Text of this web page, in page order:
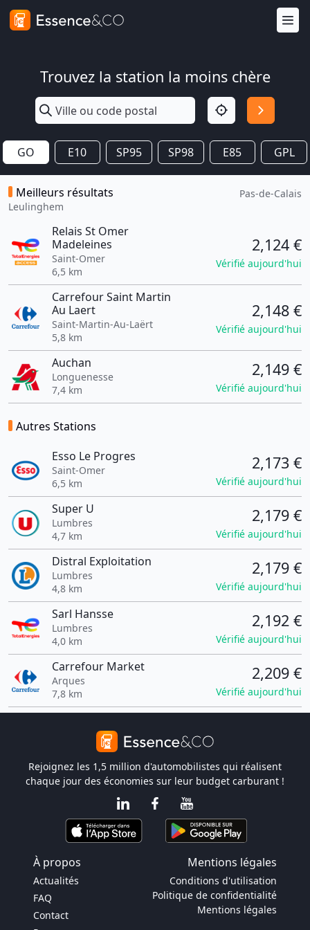
Trouvez la station la moins chère
GO E10 SP95 SP98 E85 GPL
Meilleurs résultats
Leulinghem
Pas-de-Calais
Relais St Omer
Madeleines
Saint-Omer
6,5 km
2,124 €
Vérifié aujourd'hui
Carrefour Saint Martin
Au Laert
Saint-Martin-Au-Laërt
5,8 km
2,148 €
Vérifié aujourd'hui
Auchan
Longuenesse
7,4 km
2,149 €
Vérifié aujourd'hui
Autres Stations
Esso Le Progres
Saint-Omer
6,5 km
2,173 €
Vérifié aujourd'hui
Super U
Lumbres
4,7 km
2,179 €
Vérifié aujourd'hui
Distral Exploitation
Lumbres
4,8 km
2,179 €
Vérifié aujourd'hui
Sarl Hansse
Lumbres
4,0 km
2,192 €
Vérifié aujourd'hui
Carrefour Market
Arques
7,8 km
2,209 €
Vérifié aujourd'hui
Rejoignez les 1,5 million d'automobilistes qui réalisent
chaque jour des économies sur leur budget carburant !
À propos Mentions légales
Actualités
FAQ
Contact
Conditions d'utilisation
Politique de confidentialité
Mentions légales